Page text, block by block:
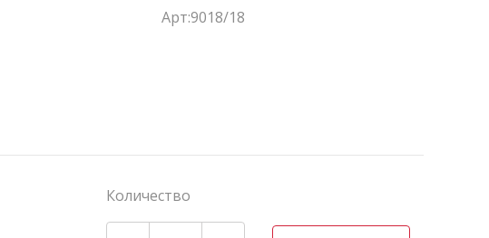
Арт:9018/18
Количество